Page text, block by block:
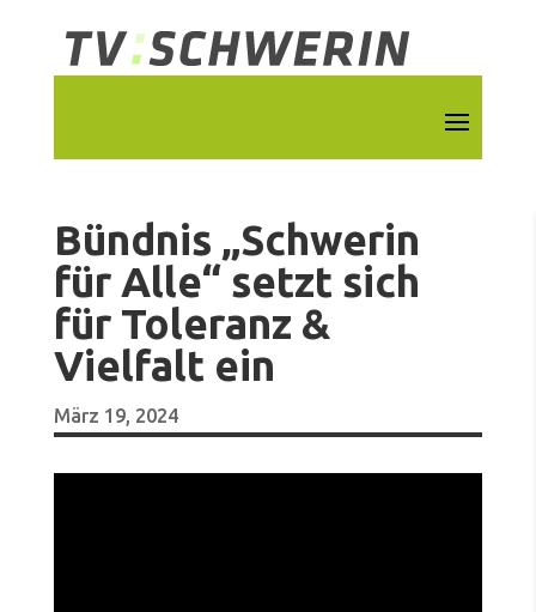
Bündnis „Schwerin
für Alle“ setzt sich
für Toleranz &
Vielfalt ein
März 19, 2024